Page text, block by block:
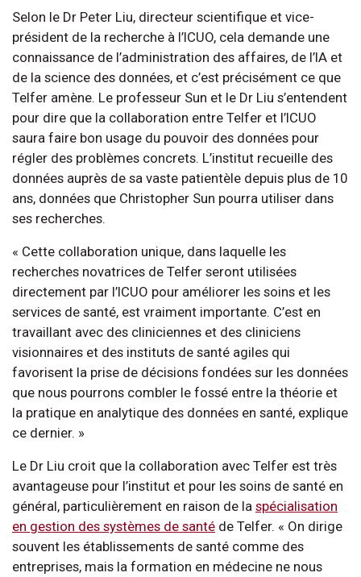
Selon le Dr Peter Liu, directeur scientifique et vice-
président de la recherche à l’ICUO, cela demande une
connaissance de l’administration des affaires, de l’IA et
de la science des données, et c’est précisément ce que
Telfer amène. Le professeur Sun et le Dr Liu s’entendent
pour dire que la collaboration entre Telfer et l’ICUO
saura faire bon usage du pouvoir des données pour
régler des problèmes concrets. L’institut recueille des
données auprès de sa vaste patientèle depuis plus de 10
ans, données que Christopher Sun pourra utiliser dans
ses recherches.
« Cette collaboration unique, dans laquelle les
recherches novatrices de Telfer seront utilisées
directement par l’ICUO pour améliorer les soins et les
services de santé, est vraiment importante. C’est en
travaillant avec des cliniciennes et des cliniciens
visionnaires et des instituts de santé agiles qui
favorisent la prise de décisions fondées sur les données
que nous pourrons combler le fossé entre la théorie et
la pratique en analytique des données en santé, explique
ce dernier. »
Le Dr Liu croit que la collaboration avec Telfer est très
avantageuse pour l’institut et pour les soins de santé en
général, particulièrement en raison de la spécialisation
en gestion des systèmes de santé de Telfer. « On dirige
souvent les établissements de santé comme des
entreprises, mais la formation en médecine ne nous